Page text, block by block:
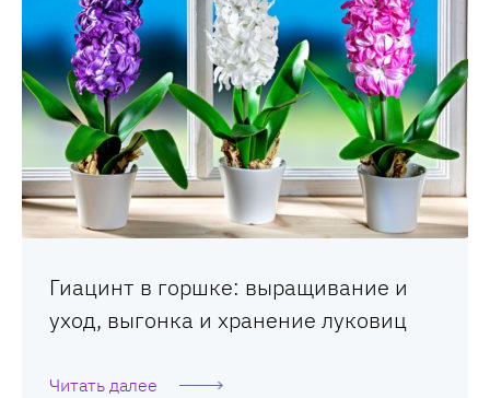
Гиацинт в горшке: выращивание и
уход, выгонка и хранение луковиц
Читать далее